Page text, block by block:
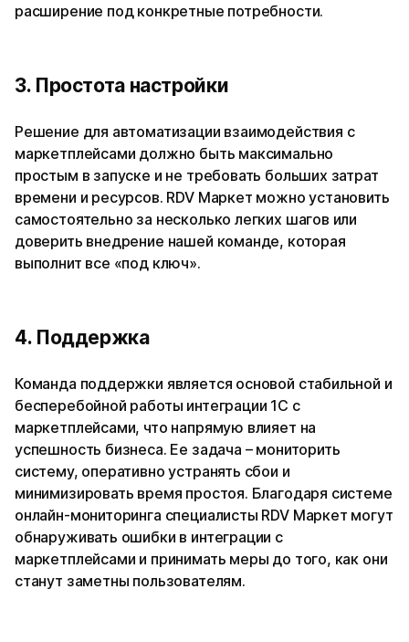
расширение под конкретные потребности.
3. Простота настройки
Решение для автоматизации взаимодействия с
маркетплейсами должно быть максимально
простым в запуске и не требовать больших затрат
времени и ресурсов. RDV Маркет можно установить
самостоятельно за несколько легких шагов или
доверить внедрение нашей команде, которая
выполнит все «под ключ».
4. Поддержка
Команда поддержки является основой стабильной и
бесперебойной работы интеграции 1С с
маркетплейсами, что напрямую влияет на
успешность бизнеса. Ее задача – мониторить
систему, оперативно устранять сбои и
минимизировать время простоя. Благодаря системе
онлайн-мониторинга специалисты RDV Маркет могут
обнаруживать ошибки в интеграции с
маркетплейсами и принимать меры до того, как они
станут заметны пользователям.